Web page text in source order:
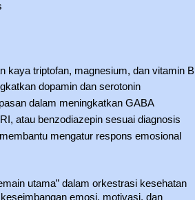
kaya triptofan, magnesium, dan vitamin B
dopamin dan serotonin
dalam meningkatkan GABA
atau benzodiazepin sesuai diagnosis
mengatur respons emosional
utama” dalam orkestrasi kesehatan
emosi, motivasi, dan